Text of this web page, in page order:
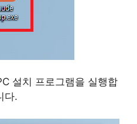
설치 프로그램을 실행합
다.